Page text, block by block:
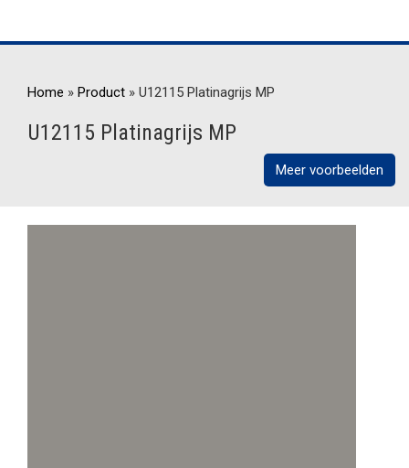
Home » Product » U12115 Platinagrijs MP
U12115 Platinagrijs MP
Meer voorbeelden